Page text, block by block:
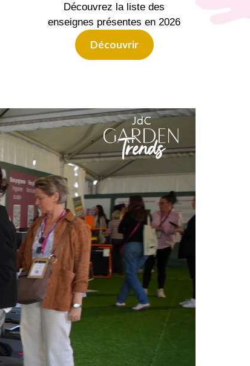
Découvrez la liste des
enseignes présentes en 2026
Découvrir